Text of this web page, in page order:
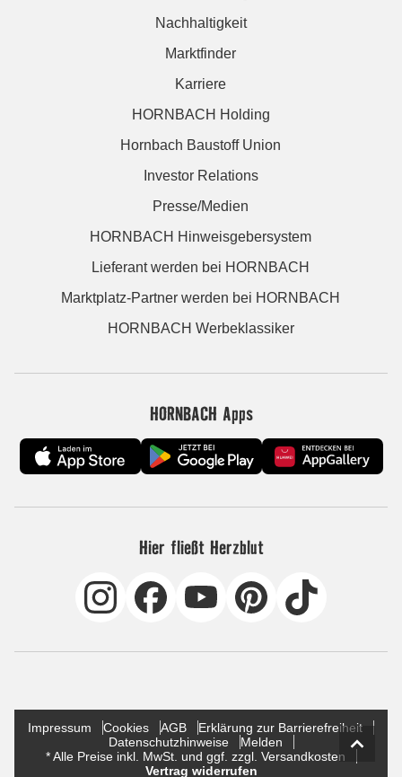
Nachhaltigkeit
Marktfinder
Karriere
HORNBACH Holding
Hornbach Baustoff Union
Investor Relations
Presse/Medien
HORNBACH Hinweisgebersystem
Lieferant werden bei HORNBACH
Marktplatz-Partner werden bei HORNBACH
HORNBACH Werbeklassiker
HORNBACH Apps
Hier fließt Herzblut
Impressum Cookies AGB
Erklärung zur Barrierefreiheit
Datenschutzhinweise
Melden
* Alle Preise inkl. MwSt. und ggf. zzgl. Versandkosten
Vertrag widerrufen